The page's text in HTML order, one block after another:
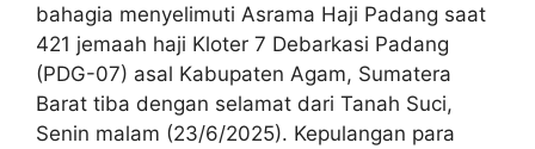
bahagia menyelimuti Asrama Haji Padang saat
421 jemaah haji Kloter 7 Debarkasi Padang
(PDG-07) asal Kabupaten Agam, Sumatera
Barat tiba dengan selamat dari Tanah Suci,
Senin malam (23/6/2025). Kepulangan para